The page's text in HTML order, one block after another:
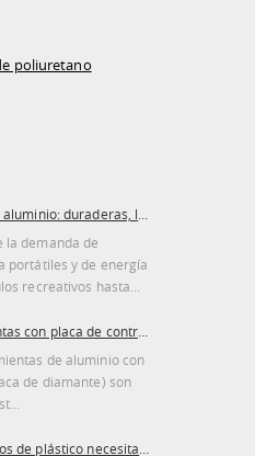
poliuretano
la demanda de
portátiles y de energía
recreativos hasta...
de aluminio con
de diamante) son